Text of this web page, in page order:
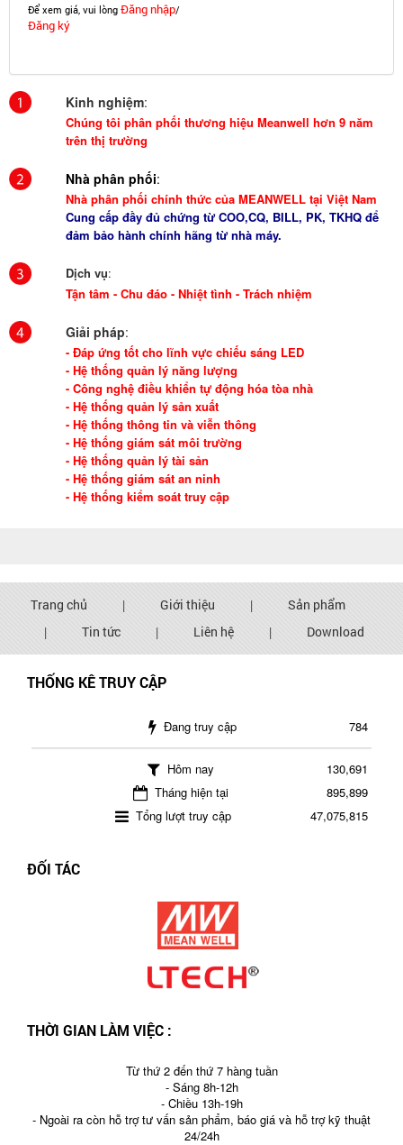
Để xem giá, vui lòng Đăng nhập/
Đăng ký
Kinh nghiệm:
Chúng tôi phân phối thương hiệu Meanwell hơn 9 năm
trên thị trường
Nhà phân phối:
Nhà phân phối chính thức của MEANWELL tại Việt Nam
Cung cấp đầy đủ chứng từ COO,CQ, BILL, PK, TKHQ để
đảm bảo hành chính hãng từ nhà máy.
Dịch vụ:
Tận tâm - Chu đáo - Nhiệt tình - Trách nhiệm
Giải pháp:
- Đáp ứng tốt cho lĩnh vực chiếu sáng LED
- Hệ thống quản lý năng lượng
- Công nghệ điều khiển tự động hóa tòa nhà
- Hệ thống quản lý sản xuất
- Hệ thống thông tin và viễn thông
- Hệ thống giám sát môi trường
- Hệ thống quản lý tài sản
- Hệ thống giám sát an ninh
- Hệ thống kiểm soát truy cập
Trang chủ | Giới thiệu |
Sản phẩm
|
Tin tức | Liên hệ | Download
THỐNG KÊ TRUY CẬP
Đang truy cập 784
Hôm nay
130,691
Tháng hiện tại
895,899
Tổng lượt truy cập
47,075,815
ĐỐI TÁC
THỜI GIAN LÀM VIỆC :
Từ thứ 2 đến thứ 7 hàng tuần
- Sáng 8h-12h
- Chiều 13h-19h
- Ngoài ra còn hỗ trợ tư vấn sản phẩm, báo giá và hỗ trợ kỹ thuật
24/24h